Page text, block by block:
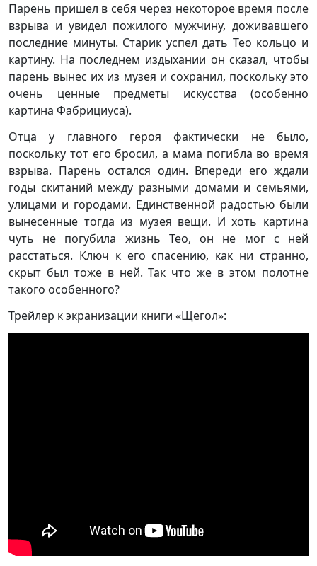
Парень пришел в себя через некоторое время после
взрыва и увидел пожилого мужчину, доживавшего
последние минуты. Старик успел дать Тео кольцо и
картину. На последнем издыхании он сказал, чтобы
парень вынес их из музея и сохранил, поскольку это
очень ценные предметы искусства (особенно
картина Фабрициуса).
Отца у главного героя фактически не было,
поскольку тот его бросил, а мама погибла во время
взрыва. Парень остался один. Впереди его ждали
годы скитаний между разными домами и семьями,
улицами и городами. Единственной радостью были
вынесенные тогда из музея вещи. И хоть картина
чуть не погубила жизнь Тео, он не мог с ней
расстаться. Ключ к его спасению, как ни странно,
скрыт был тоже в ней. Так что же в этом полотне
такого особенного?
Трейлер к экранизации книги «Щегол»: